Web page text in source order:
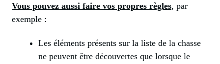
Vous pouvez aussi faire vos propres règles, par
exemple :
Les éléments présents sur la liste de la chasse
ne peuvent être découvertes que lorsque le